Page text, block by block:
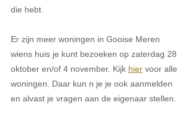
die hebt.
Er zijn meer woningen in Gooise Meren
wiens huis je kunt bezoeken op zaterdag 28
oktober en/of 4 november. Kijk hier voor alle
woningen. Daar kun n je je ook aanmelden
en alvast je vragen aan de eigenaar stellen.